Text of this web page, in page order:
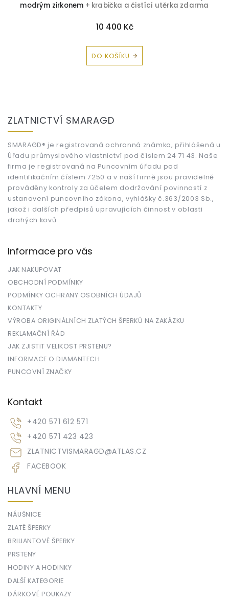
modrým zirkonem + krabička a čistící utěrka zdarma
10 400 Kč
DO KOŠÍKU
ZLATNICTVÍ SMARAGD
SMARAGD® je registrovaná ochranná známka, přihlášená u
Úřadu průmyslového vlastnictví pod číslem 24 71 43. Naše
firma je registrovaná na Puncovním úřadu pod
identifikačním číslem 7250 a v naší firmě jsou pravidelně
prováděny kontroly za účelem dodržování povinností z
ustanovení puncovního zákona, vyhlášky č.363/2003 Sb.,
jakož i dalších předpisů upravujících činnost v oblasti
drahých kovů.
Informace pro vás
JAK NAKUPOVAT
OBCHODNÍ PODMÍNKY
PODMÍNKY OCHRANY OSOBNÍCH ÚDAJŮ
KONTAKTY
VÝROBA ORIGINÁLNÍCH ZLATÝCH ŠPERKŮ NA ZAKÁZKU
REKLAMAČNÍ ŘÁD
JAK ZJISTIT VELIKOST PRSTENU?
INFORMACE O DIAMANTECH
PUNCOVNÍ ZNAČKY
Kontakt
ZLATNICTVISMARAGD@ATLAS.CZ
+420 571 612 571
+420 571 423 423
FACEBOOK
HLAVNÍ MENU
NÁUŠNICE
ZLATÉ ŠPERKY
BRILIANTOVÉ ŠPERKY
PRSTENY
HODINY A HODINKY
DALŠÍ KATEGORIE
DÁRKOVÉ POUKAZY